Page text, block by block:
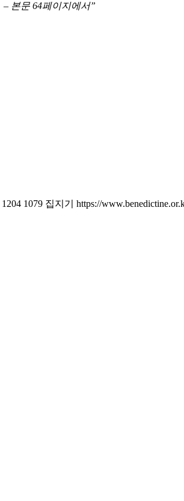
– 본문 64페이지에서”
1204 1079 집지기 https://